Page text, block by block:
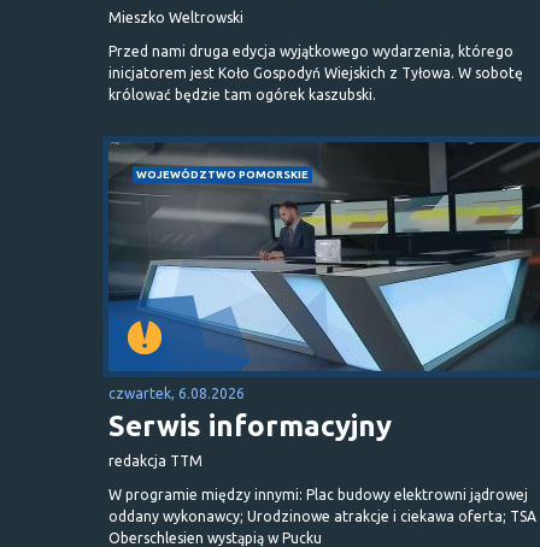
Mieszko Weltrowski
Przed nami druga edycja wyjątkowego wydarzenia, którego
inicjatorem jest Koło Gospodyń Wiejskich z Tyłowa. W sobotę
królować będzie tam ogórek kaszubski.
WOJEWÓDZTWO POMORSKIE
czwartek, 6.08.2026
Serwis informacyjny
redakcja TTM
W programie między innymi: Plac budowy elektrowni jądrowej
oddany wykonawcy; Urodzinowe atrakcje i ciekawa oferta; TSA
Oberschlesien wystąpią w Pucku